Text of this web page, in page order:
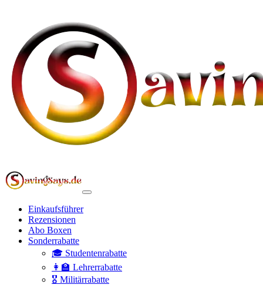
Einkaufsführer
Rezensionen
Abo Boxen
Sonderrabatte
🎓 Studentenrabatte
👩‍🏫 Lehrerrabatte
🎖️ Militärrabatte